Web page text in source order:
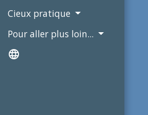
Cieux pratique
Pour aller plus loin...
language